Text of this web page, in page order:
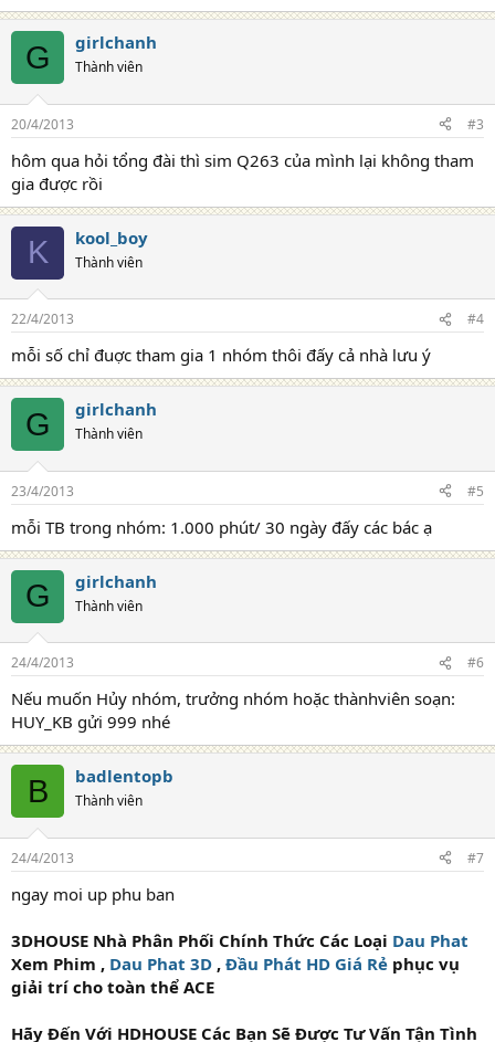
G girlchanh
Thành viên
20/4/2013 #3
hôm qua hỏi tổng đài thì sim Q263 của mình lại không tham
gia được rồi
K kool_boy
Thành viên
22/4/2013 #4
mỗi số chỉ đuợc tham gia 1 nhóm thôi đấy cả nhà lưu ý
G girlchanh
Thành viên
23/4/2013 #5
mỗi TB trong nhóm: 1.000 phút/ 30 ngày đấy các bác ạ
G girlchanh
Thành viên
24/4/2013 #6
Nếu muốn Hủy nhóm, trưởng nhóm hoặc thànhviên soạn:
HUY_KB gửi 999 nhé
B badlentopb
Thành viên
24/4/2013 #7
ngay moi up phu ban
3DHOUSE Nhà Phân Phối Chính Thức Các Loại Dau Phat
Xem Phim , Dau Phat 3D , Đầu Phát HD Giá Rẻ phục vụ
giải trí cho toàn thể ACE
Hãy Đến Với HDHOUSE Các Bạn Sẽ Được Tư Vấn Tận Tình